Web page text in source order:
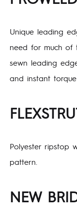
Unique leading
need for much of
sewn leading
and instant
Polyester ripstop
pattern.
NEW